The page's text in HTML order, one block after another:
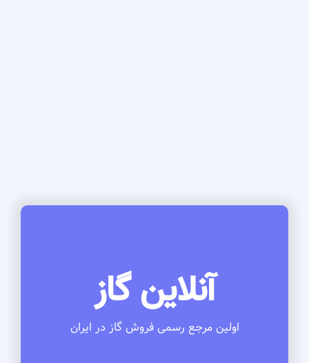
آنلاین گاز
اولین مرجع رسمی فروش گاز در ایران